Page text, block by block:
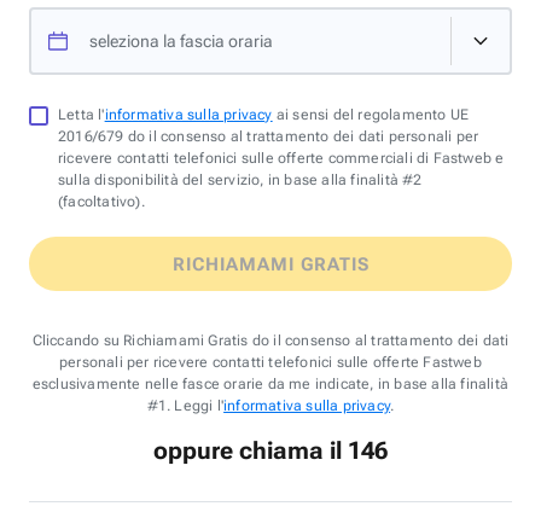
seleziona la fascia oraria
Letta l'informativa sulla privacy ai sensi del regolamento UE
2016/679 do il consenso al trattamento dei dati personali per
ricevere contatti telefonici sulle offerte commerciali di Fastweb e
sulla disponibilità del servizio, in base alla finalità #2
(facoltativo).
RICHIAMAMI GRATIS
Cliccando su Richiamami Gratis do il consenso al trattamento dei dati
personali per ricevere contatti telefonici sulle offerte Fastweb
esclusivamente nelle fasce orarie da me indicate, in base alla finalità
#1. Leggi l'informativa sulla privacy.
oppure chiama il 146